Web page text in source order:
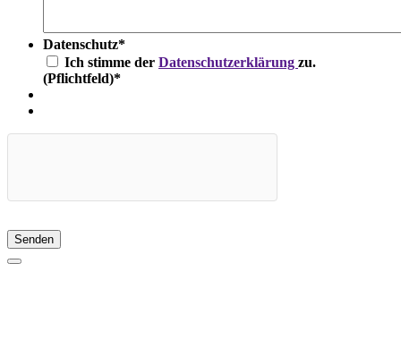
Datenschutz*
Ich stimme der Datenschutzerklärung zu.
(Pflichtfeld)*
Senden